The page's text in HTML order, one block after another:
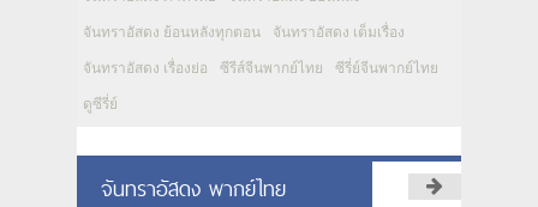
จันทราอัสดง ย้อนหลังทุกตอน จันทราอัสดง เต็มเรื่อง
จันทราอัสดง เรื่องย่อ ซีรีส์จีนพากย์ไทย ซีรี่ย์จีนพากย์ไทย
ดูซีรี่ย์
จันทราอัสดง พากย์ไทย